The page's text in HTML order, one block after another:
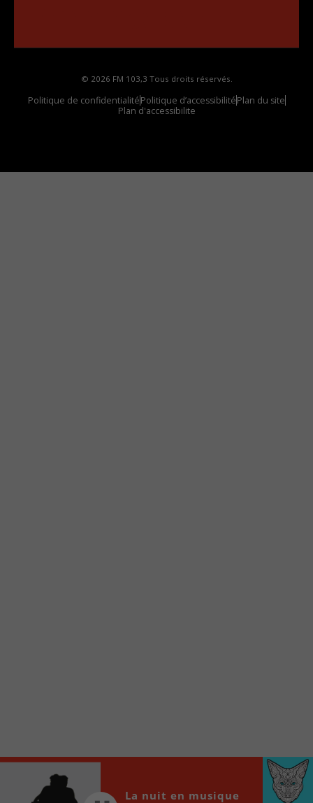
© 2026 FM 103,3 Tous droits réservés.
Politique de confidentialitéPolitique d’accessibilitéPlan du site
Plan d'accessibilite
locale vous sont maintenant accessibles en un clic!
Audio
00:00 00:00
La nuit en musique